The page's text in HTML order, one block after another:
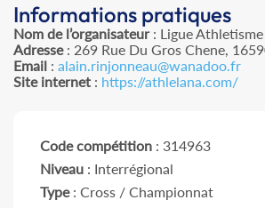
Informations pratiques
Nom de l’organisateur: Ligue
Adresse: 269 Rue Du Gros Chene,
Email : alain.rinjonneau@wanadoo.fr
Site internet : https://athlelana.com/
Code compétition : 314963
Niveau : Interrégional
Type: Cross / Championnat